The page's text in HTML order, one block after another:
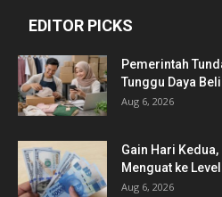
EDITOR PICKS
Pemerintah
Tunggu Daya
Aug 6, 2026
Gain Hari
Menguat ke
Aug 6, 2026